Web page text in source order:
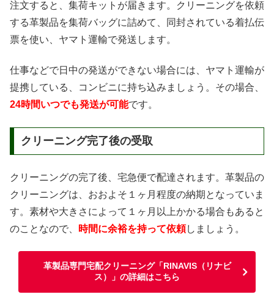
注文すると、集荷キットが届きます。クリーニングを依頼
する革製品を集荷バッグに詰めて、同封されている着払伝
票を使い、ヤマト運輸で発送します。
仕事などで日中の発送ができない場合には、ヤマト運輸が
提携している、コンビニに持ち込みましょう。その場合、
24時間いつでも発送が可能です。
クリーニング完了後の受取
クリーニングの完了後、宅急便で配達されます。革製品の
クリーニングは、おおよそ１ヶ月程度の納期となっていま
す。素材や大きさによって１ヶ月以上かかる場合もあると
のことなので、
時間に余裕を持って依頼しましょう。
革製品専門宅配クリーニング「RINAVIS（リナビ
ス）」の詳細はこちら